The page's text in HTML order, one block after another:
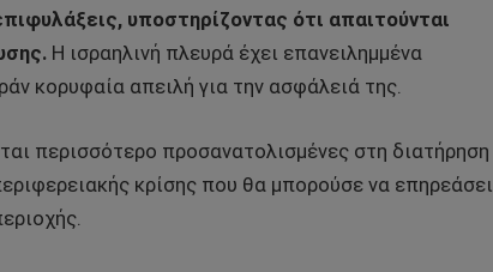
υποστηρίζοντας ότι απαιτούνται
Η ισραηλινή πλευρά έχει επανειλημμένα
κορυφαία απειλή για την ασφάλειά της.
περισσότερο προσανατολισμένες στη διατήρηση
κρίσης που θα μπορούσε να επηρεάσει